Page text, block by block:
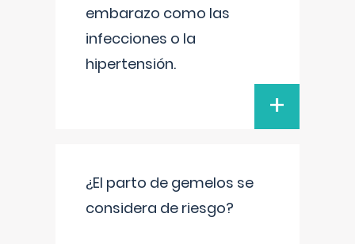
embarazo como las
infecciones o la
hipertensión.
+
¿El parto de gemelos se
considera de riesgo?